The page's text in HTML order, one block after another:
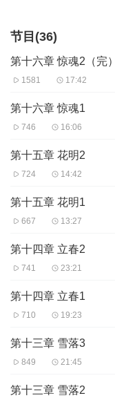
节目(36)
第十六章 惊魂2（完）
1581 17:42
第十六章 惊魂1
746 16:06
第十五章 花明2
724 14:42
第十五章 花明1
667 13:27
第十四章 立春2
741 23:21
第十四章 立春1
710 19:23
第十三章 雪落3
849 21:45
第十三章 雪落2